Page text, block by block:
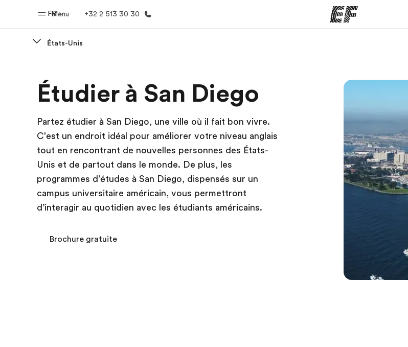
Menu
FR +32 2 513 30 30
Bienvenue chez EF Nos offres
États-Unis
Étudier à San Diego
Partez étudier à San Diego, une ville où il fait bon vivre.
C'est un endroit idéal pour améliorer votre niveau anglais
tout en rencontrant de nouvelles personnes des États-
Unis et de partout dans le monde. De plus, les
programmes d’études à San Diego, dispensés sur un
campus universitaire américain, vous permettront
d’interagir au quotidien avec les étudiants américains.
Brochure gratuite